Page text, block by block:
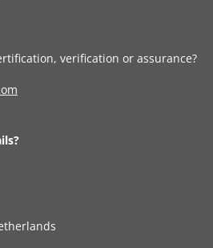
verification or assurance?